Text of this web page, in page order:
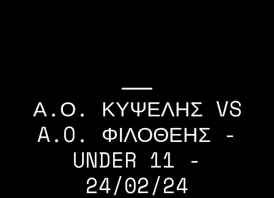
Α.Ο. ΚΥΨΕΛΗΣ VS
A.O. ΦΙΛΟΘΕΗΣ -
UNDER 11 -
24/02/24